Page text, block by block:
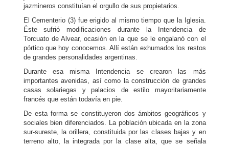
jazmineros constituían el orgullo de sus propietarios.
El Cementerio (3) fue erigido al mismo tiempo que la Iglesia.
Éste sufrió modificaciones durante la Intendencia de
Torcuato de Alvear, ocasión en la que se le engalanó con el
pórtico que hoy conocemos. Allí están exhumados los restos
de grandes personalidades argentinas.
Durante esa misma Intendencia se crearon las más
importantes avenidas, así como la construcción de grandes
casas solariegas y palacios de estilo mayoritariamente
francés que están todavía en pie.
De esta forma se constituyeron dos ámbitos geográficos y
sociales bien diferenciados. La población ubicada en la zona
sur-sureste, la orillera, constituida por las clases bajas y en
terreno alto, la integrada por la clase alta, que se señala